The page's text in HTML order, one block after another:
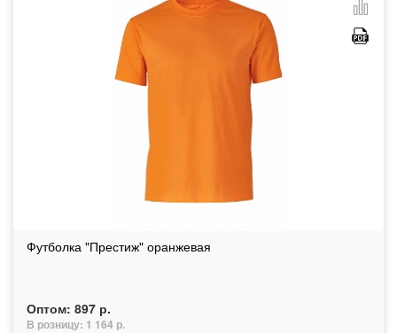
Футболка "Престиж" оранжевая
Оптом: 897 р.
В розницу: 1 164 р.